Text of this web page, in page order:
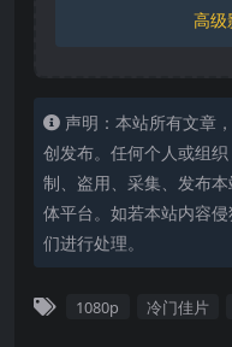
高级
声明：本站所有文章
创发布。任何个人或组
制、盗用、采集、发布
体平台。如若本站内容
们进行处理。
1080p 冷门佳片